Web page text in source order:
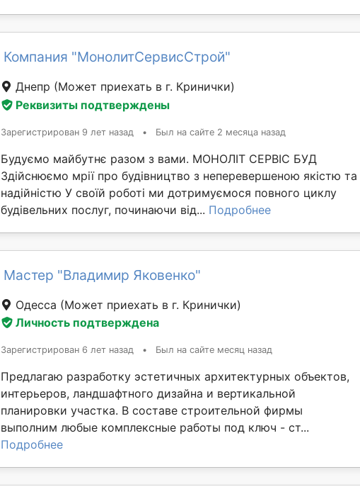
Компания "МонолитСервисСтрой"
Днепр (Может приехать в г. Кринички)
Реквизиты подтверждены
Зарегистрирован 9 лет назад • Был на сайте 2 месяца назад
Будуємо майбутнє разом з вами. МОНОЛІТ СЕРВІС БУД
Здійснюємо мрії про будівництво з неперевершеною якістю та
надійністю У своїй роботі ми дотримуємося повного циклу
будівельних послуг, починаючи від... Подробнее
Мастер "Владимир Яковенко"
Одесса (Может приехать в г. Кринички)
Личность подтверждена
Зарегистрирован 6 лет назад • Был на сайте месяц назад
Предлагаю разработку эстетичных архитектурных объектов,
интерьеров, ландшафтного дизайна и вертикальной
планировки участка. В составе строительной фирмы
выполним любые комплексные работы под ключ - ст...
Подробнее